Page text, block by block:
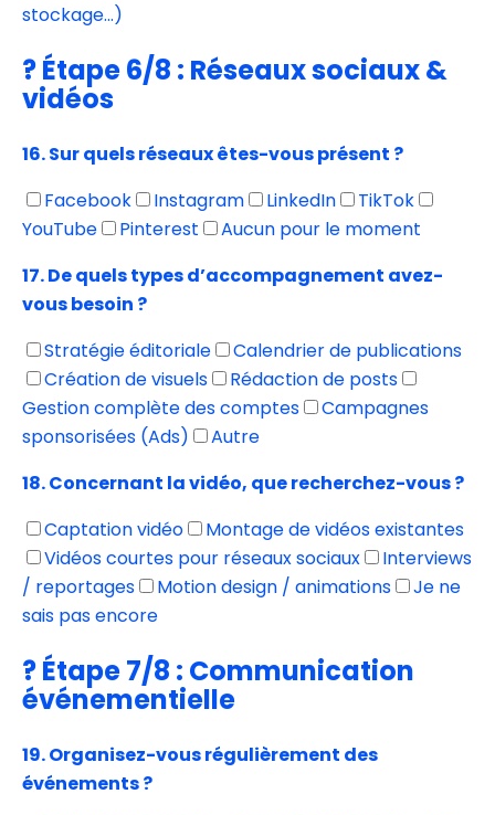
stockage…)
? Étape 6/8 : Réseaux sociaux &
vidéos
16. Sur quels réseaux êtes-vous présent ?
Facebook
Instagram LinkedIn
TikTok
YouTube
Pinterest
Aucun pour le moment
17. De quels types d’accompagnement avez-
vous besoin ?
Stratégie éditoriale
Calendrier de publications
Création de visuels
Rédaction de posts
Gestion complète des comptes
Campagnes
sponsorisées (Ads)
Autre
18. Concernant la vidéo, que recherchez-vous ?
Captation vidéo
Montage de vidéos existantes
Vidéos courtes pour réseaux sociaux
Interviews
/ reportages
Motion design / animations
Je ne
sais pas encore
? Étape 7/8 : Communication
événementielle
19. Organisez-vous régulièrement des
événements ?